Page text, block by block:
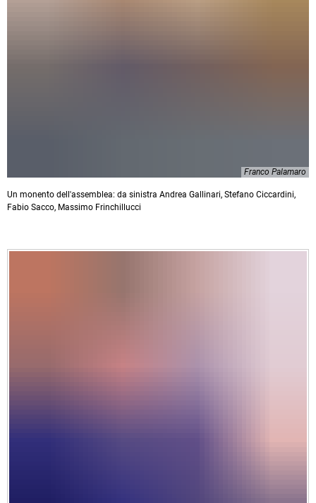
Franco Palamaro
Un monento dell'assemblea: da sinistra Andrea Gallinari, Stefano Ciccardini,
Fabio Sacco, Massimo Frinchillucci